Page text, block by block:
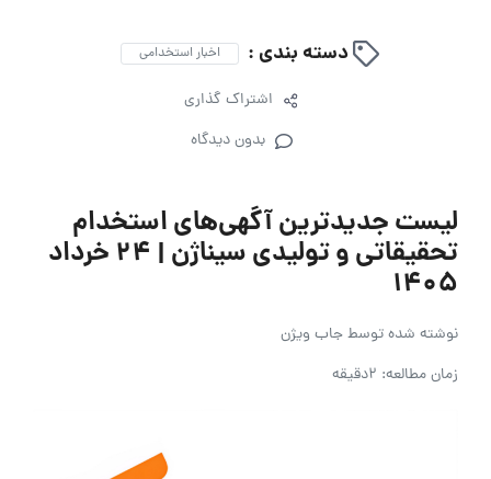
دسته بندی : اخبار استخدامی
اشتراک گذاری
بدون دیدگاه
لیست جدیدترین آگهی‌های استخدام
تحقیقاتی و تولیدی سیناژن | ۲۴ خرداد
۱۴۰۵
نوشته شده توسطجاب ویژن
زمان مطالعه: 2دقیقه